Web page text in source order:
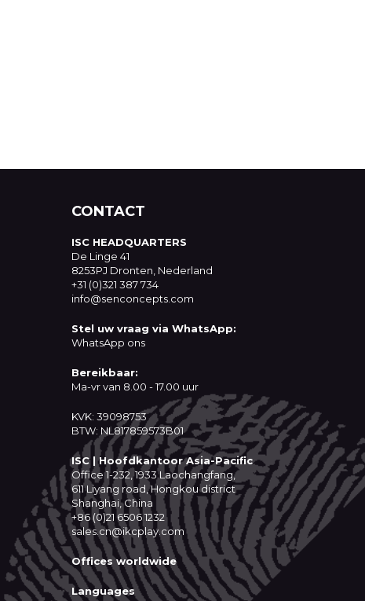
CONTACT
ISC HEADQUARTERS
De Linge 41
8253PJ Dronten, Nederland
+31 (0)321 387 734
info@senconcepts.com
Stel uw vraag via WhatsApp:
WhatsApp ons
Bereikbaar:
Ma-vr van 8.00 - 17.00 uur
KVK: 39098753
BTW: NL817859573B01
ISC | Hoofdkantoor Asia-Pacific
Office 1-232, 1933 Laochangfang,
611 Liyang road, Hongkou district
Shanghai, China
+86 (0)21 6506 1232
sales.cn@ikcplay.com
Offices worldwide
Languages